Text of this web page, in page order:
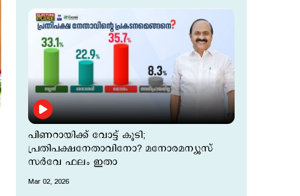
പിണറായിക്ക് വോട്ട് കൂടി;
പ്രതിപക്ഷനേതാവിനോ? മനോരമന്യൂസ്
സര്‍വേ ഫലം ഇതാ
Mar 02, 2026